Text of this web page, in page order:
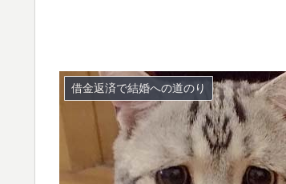
借金返済で結婚への道のり